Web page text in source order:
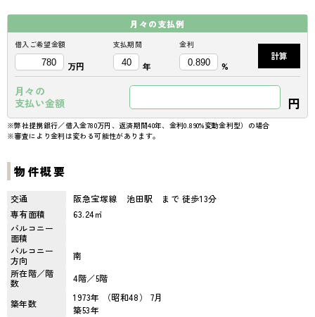
月々の支払例
借入ご希望金額
万円
支払期間
年
金利
%
計算
月々の
支払い金額
円
※弊社提携銀行／借入金780万円、返済期間40年、金利0.890%変動金利型）の場合
※審査により金利は変わる可能性があります。
物件概要
交通
阪急宝塚線 池田駅 まで 徒歩13分
専有面積
63.24㎡
バルコニー
面積
バルコニー
方向
南
所在階／階
数
4階／5階
築年数
1973年 （昭和48） 7月
築53年